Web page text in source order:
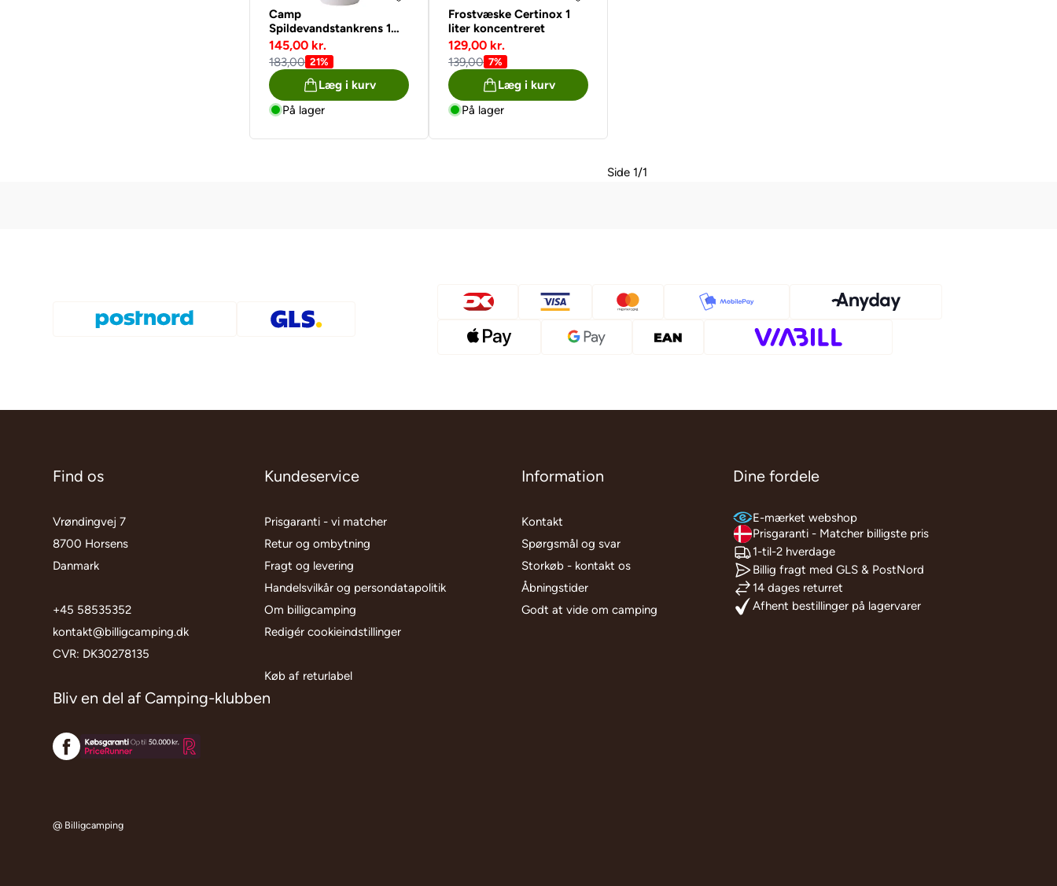
Camp
Spildevandstankrens 1
liter
145,00 kr.
183,00 21%
Læg i kurv
På lager
Frostvæske Certinox 1
liter koncentreret
129,00 kr.
139,00 7%
Læg i kurv
På lager
Side 1/1
Find os
Vrøndingvej 7
8700 Horsens
Danmark
+45 58535352
kontakt@billigcamping.dk
CVR: DK30278135
Kundeservice
Prisgaranti - vi matcher
Retur og ombytning
Fragt og levering
Handelsvilkår og persondatapolitik
Om billigcamping
Redigér cookieindstillinger
Køb af returlabel
Information
Kontakt
Spørgsmål og svar
Storkøb - kontakt os
Åbningstider
Godt at vide om camping
Dine fordele
E-mærket webshop
Prisgaranti - Matcher billigste pris
1-til-2 hverdage
Billig fragt med GLS & PostNord
14 dages returret
Afhent bestillinger på lagervarer
Bliv en del af Camping-klubben
@ Billigcamping